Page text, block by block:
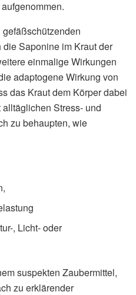
Saponine im Kraut der
einmalige Wirkungen
adaptogene Wirkung von
das Kraut dem Körper dabei
Stress- und
zu behaupten, wie
, Licht- oder
suspekten Zaubermittel,
zu erklärender